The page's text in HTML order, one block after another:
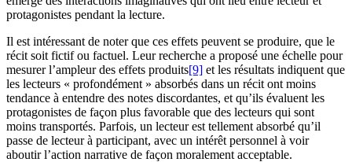
protagonistes pendant la lecture.
Il est intéressant de noter que ces effets peuvent se produire, que le
récit soit fictif ou factuel. Leur recherche a proposé une échelle pour
mesurer l’ampleur des effets produits[9] et les résultats indiquent que
les lecteurs « profondément » absorbés dans un récit ont moins
tendance à entendre des notes discordantes, et qu’ils évaluent les
protagonistes de façon plus favorable que des lecteurs qui sont
moins transportés. Parfois, un lecteur est tellement absorbé qu’il
passe de lecteur à participant, avec un intérêt personnel à voir
aboutir l’action narrative de façon moralement acceptable.